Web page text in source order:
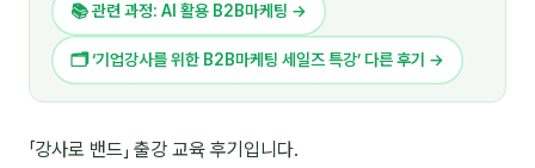
🚀 창업 · 커리어
🗣️ 외국어 강의
📚 관련 과정: AI 활용 B2B마케팅 →
🗂 ‘기업강사를 위한 B2B마케팅 세일즈 특강’ 다른 후기 →
「강사로 밴드」 출강 교육 후기입니다.